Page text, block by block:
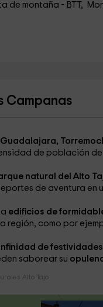
de montaña - BTT,
Campanas
de población de
natural del Alto
de aventura en
edificios de
región, como por
de
saborear su
Alto Tajo